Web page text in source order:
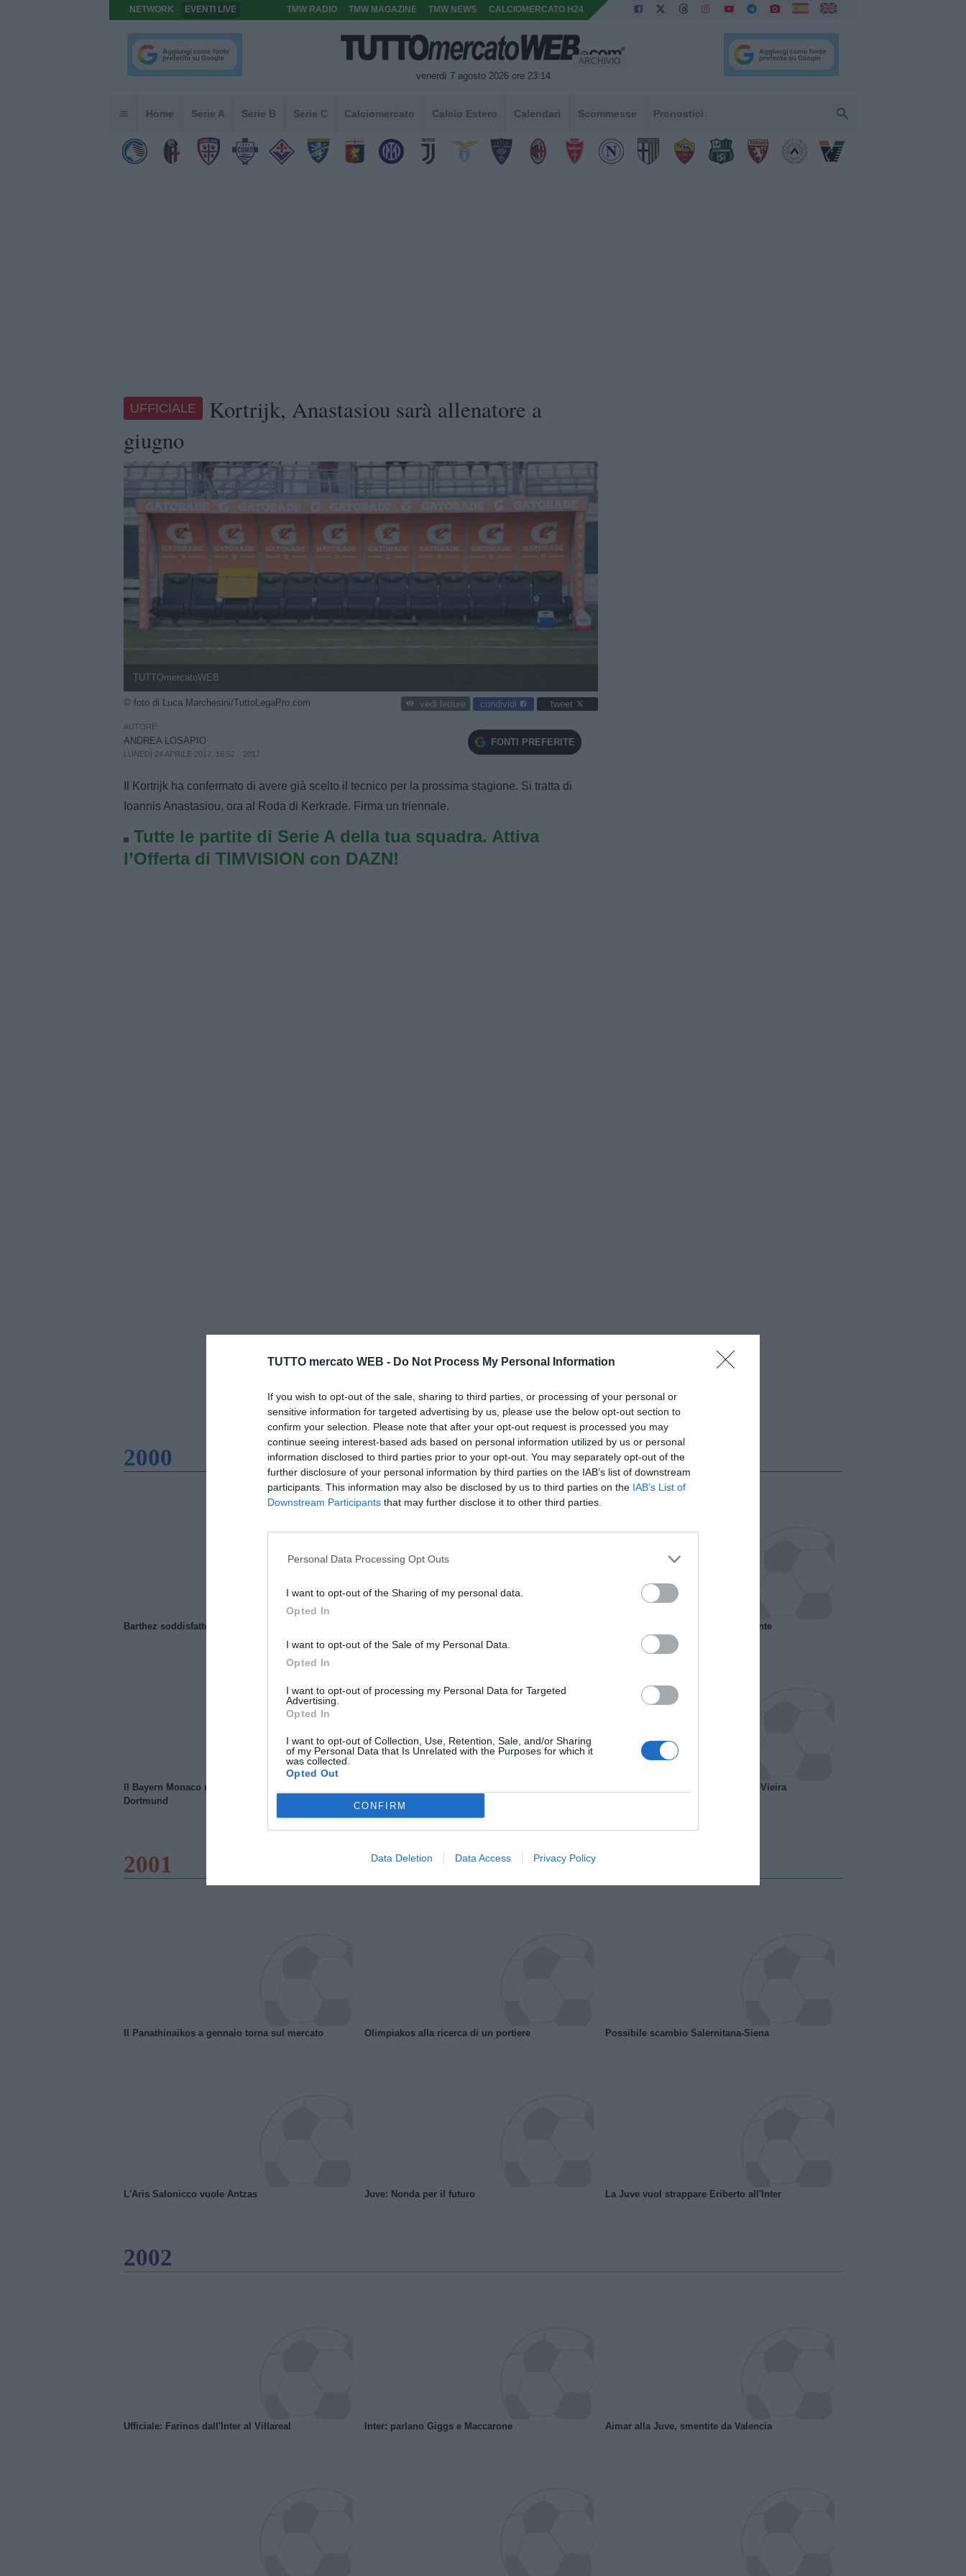
TUTTO mercato WEB - Do Not Process My Personal Information
If you wish to opt-out of the sale, sharing to third parties, or processing of your personal or
sensitive information for targeted advertising by us, please use the below opt-out section to
confirm your selection. Please note that after your opt-out request is processed you may
continue seeing interest-based ads based on personal information utilized by us or personal
information disclosed to third parties prior to your opt-out. You may separately opt-out of the
further disclosure of your personal information by third parties on the IAB’s list of downstream
participants. This information may also be disclosed by us to third parties on the IAB’s List of
Downstream Participants that may further disclose it to other third parties.
Personal Data Processing Opt Outs
I want to opt-out of the Sharing of my personal data.
Opted In
I want to opt-out of the Sale of my Personal Data.
Opted In
I want to opt-out of processing my Personal Data for Targeted
Advertising.
Opted In
I want to opt-out of Collection, Use, Retention, Sale, and/or Sharing
of my Personal Data that Is Unrelated with the Purposes for which it
was collected.
Opted Out
CONFIRM
Data Deletion Data Access Privacy Policy
NETWORK EVENTI LIVE TMW RADIO TMW MAGAZINE TMW NEWS CALCIOMERCATO H24
venerdì 7 agosto 2026 ore 23:14
ARCHIVIO
Home Serie A Serie B Serie C Calciomercato Calcio Estero Calendari Scommesse Pronostici
UFFICIALE
Kortrijk, Anastasiou sarà allenatore a
giugno
TUTTOmercatoWEB
© foto di Luca Marchesini/TuttoLegaPro.com vedi letture condividi tweet
AUTORE
ANDREA LOSAPIO
LUNEDÌ 24 APRILE 2017, 16:52 2017
FONTI PREFERITE
Il Kortrijk ha confermato di avere già scelto il tecnico per la prossima stagione. Si tratta di
Ioannis Anastasiou, ora al Roda di Kerkrade. Firma un triennale.
Tutte le partite di Serie A della tua squadra. Attiva
l’Offerta di TIMVISION con DAZN!
2000
Barthez soddisfatto del Manchester United Francia, il Marsiglia senza presidente
Il Bayern Monaco ridimensiona il Borussia
Dortmund
A gennaio ipotesi scambio Davids-Vieira
2001
Il Panathinaikos a gennaio torna sul mercato Olimpiakos alla ricerca di un portiere Possibile scambio Salernitana-Siena
L'Aris Salonicco vuole Antzas Juve: Nonda per il futuro La Juve vuol strappare Eriberto all'Inter
2002
Ufficiale: Farinos dall'Inter al Villareal Inter: parlano Giggs e Maccarone Aimar alla Juve, smentite da Valencia